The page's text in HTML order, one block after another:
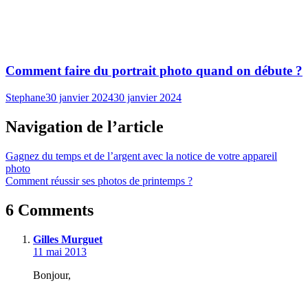
Comment faire du portrait photo quand on débute ?
Stephane30 janvier 202430 janvier 2024
Navigation de l’article
Gagnez du temps et de l’argent avec la notice de votre appareil
photo
Comment réussir ses photos de printemps ?
6 Comments
Gilles Murguet
11 mai 2013
Bonjour,